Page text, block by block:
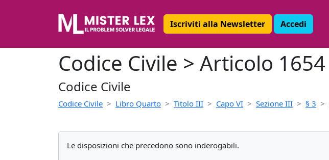
Iscriviti alla Newsletter Accedi
Codice Civile > Articolo
Codice Civile
Codice Civile Libro Quarto Titolo III Capo VI Sezione III § 3
Le disposizioni che precedono sono inderogabili.